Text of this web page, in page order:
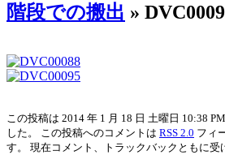
階段での搬出 »
この投稿は 2014 年 1 月 18 日 土曜日 10:38
した。 この投稿へのコメントは RSS 2.0 フィ
す。 現在コメント、トラックバックともに受